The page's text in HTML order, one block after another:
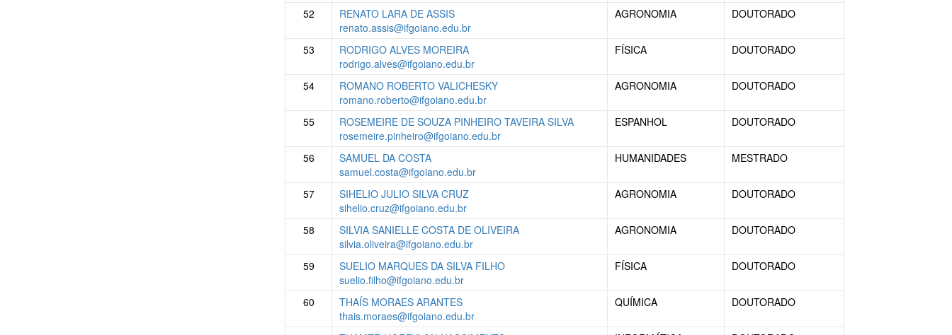
52
RENATO LARA DE ASSIS
renato.assis@ifgoiano.edu.br
AGRONOMIA DOUTORADO
53
RODRIGO ALVES MOREIRA
rodrigo.alves@ifgoiano.edu.br
FÍSICA DOUTORADO
54
ROMANO ROBERTO VALICHESKY
romano.roberto@ifgoiano.edu.br
AGRONOMIA DOUTORADO
55
ROSEMEIRE DE SOUZA PINHEIRO TAVEIRA SILVA
rosemeire.pinheiro@ifgoiano.edu.br
ESPANHOL DOUTORADO
56
SAMUEL DA COSTA
samuel.costa@ifgoiano.edu.br
HUMANIDADES MESTRADO
57
SIHELIO JULIO SILVA CRUZ
sihelio.cruz@ifgoiano.edu.br
AGRONOMIA DOUTORADO
58
SILVIA SANIELLE COSTA DE OLIVEIRA
silvia.oliveira@ifgoiano.edu.br
AGRONOMIA DOUTORADO
59
SUELIO MARQUES DA SILVA FILHO
suelio.filho@ifgoiano.edu.br
FÍSICA DOUTORADO
60
THAÍS MORAES ARANTES
thais.moraes@ifgoiano.edu.br
QUÍMICA DOUTORADO